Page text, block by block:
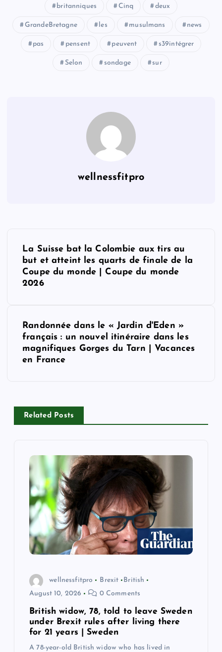
britanniques Cinq deux
GrandeBretagne les musulmans news
pas pensent peuvent s39intégrer
Selon sondage sur
wellnessfitpro
La Suisse bat la Colombie aux tirs au
but et atteint les quarts de finale de la
Coupe du monde | Coupe du monde
2026
Randonnée dans le « Jardin d'Eden »
français : un nouvel itinéraire dans les
magnifiques Gorges du Tarn | Vacances
en France
Related Posts
wellnessfitpro Brexit
British
August 10, 2026
0 Comments
British widow, 78, told to leave Sweden
under Brexit rules after living there
for 21 years | Sweden
A 78-year-old British widow who has lived in